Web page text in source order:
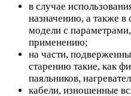
в случае
назначению, а также в
модели с
применению;
на части,
старению такие, как
паяльников,
кабели, изношенные